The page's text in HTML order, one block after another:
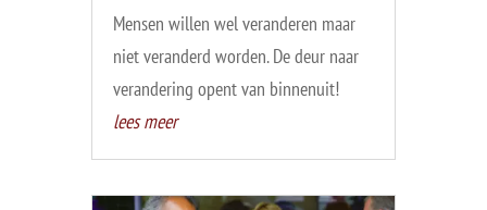
Mensen willen wel veranderen maar
niet veranderd worden. De deur naar
verandering opent van binnenuit!
lees meer